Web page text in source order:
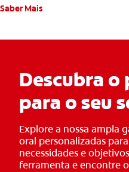
Saber Mais
Descubra
para o seu
Explore a nossa ampla
oral personalizadas
necessidades e
ferramenta e encontre